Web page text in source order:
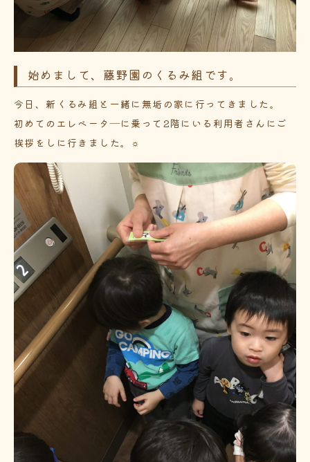
始めまして、藤野園のくるみ組です。
今日、新くるみ組と一緒に無垢の家に行ってきました。
初めてのエレベータ―に乗って2階にいる利用者さんにご
挨拶をしに行きました。☼